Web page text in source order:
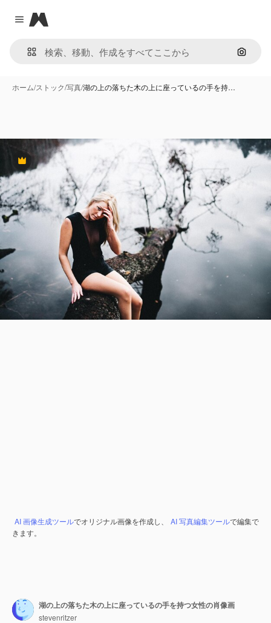
Close menu
Magnific
画像で
ホーム/ストック/写真/湖の上の落ちた木の上に座っているの手を持…
Premium
AI 画像生成ツールでオリジナル画像を作成し、 AI 写真編集ツールで編集で
きます。
湖の上の落ちた木の上に座っているの手を持つ女性の肖像画
stevenritzer